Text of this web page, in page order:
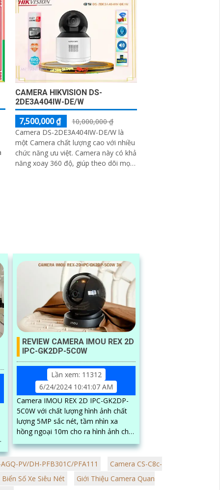
CAMERA HIKVISION DS-
2DE3A404IW-DE/W
7,500,000 ₫
10,000,000 ₫
Camera DS-2DE3A404IW-DE/W là
một Camera chất lượng cao với nhiều
chức năng ưu việt. Camera này có khả
năng xoay 360 độ, giúp theo dõi mọi
REVIEW CAMERA IMOU REX 2D
IPC-GK2DP-5C0W
Lần xem: 11312
6/24/2024 10:41:07 AM
Camera IMOU REX 2D IPC-GK2DP-
5C0W với chất lượng hình ảnh chất
lượng 5MP sắc nét, tầm nhìn xa
hồng ngoại 10m cho ra hình ảnh chất
lượng trong điều kiện ánh sáng yếu.
Một trong...
PV/DH-PFB301C/PFA111
Camera CS-C8c-
Số Xe Siêu Nét
Giới Thiệu Camera Quan